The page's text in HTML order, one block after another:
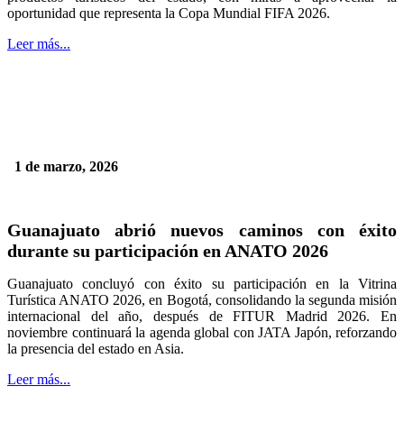
oportunidad que representa la Copa Mundial FIFA 2026.
Leer más...
1 de marzo, 2026
Guanajuato abrió nuevos caminos con éxito
durante su participación en ANATO 2026
Guanajuato concluyó con éxito su participación en la Vitrina
Turística ANATO 2026, en Bogotá, consolidando la segunda misión
internacional del año, después de FITUR Madrid 2026. En
noviembre continuará la agenda global con JATA Japón, reforzando
la presencia del estado en Asia.
Leer más...